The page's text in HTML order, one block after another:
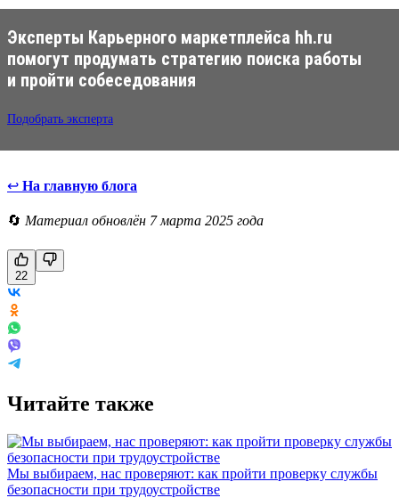
Эксперты Карьерного маркетплейса hh.ru
помогут продумать стратегию поиска работы
и пройти собеседования
Подобрать эксперта
↩ На главную блога
🔄 Материал обновлён 7 марта 2025 года
22
Читайте также
Мы выбираем, нас проверяют: как пройти проверку службы
безопасности при трудоустройстве